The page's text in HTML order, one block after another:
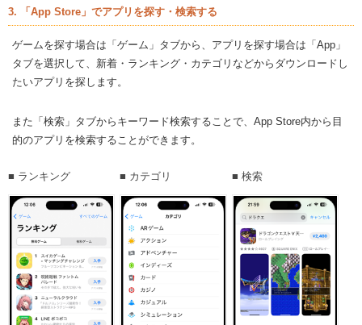
3. 「App Store」でアプリを探す・検索する
ゲームを探す場合は「ゲーム」タブから、アプリを探す場合は「App」
タブを選択して、新着・ランキング・カテゴリなどからダウンロードし
たいアプリを探します。
また「検索」タブからキーワード検索することで、App Store内から目
的のアプリを検索することができます。
■ ランキング ■ カテゴリ ■ 検索